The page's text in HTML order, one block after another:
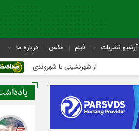
آرشیو نشریات فیلم عکس درباره ما
از شهرنشینی تا شهروندی